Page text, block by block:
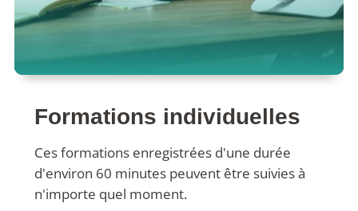
Formations individuelles
Ces formations enregistrées d'une durée
d'environ 60 minutes peuvent être suivies à
n'importe quel moment.